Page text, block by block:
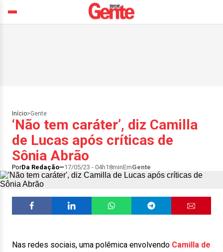
Início>Gente
‘Não tem caráter’, diz Camilla
de Lucas após críticas de
Sônia Abrão
PorDa Redação 17/05/23 - 04h18minEmGente
Nas redes sociais, uma polêmica envolvendo Camilla de